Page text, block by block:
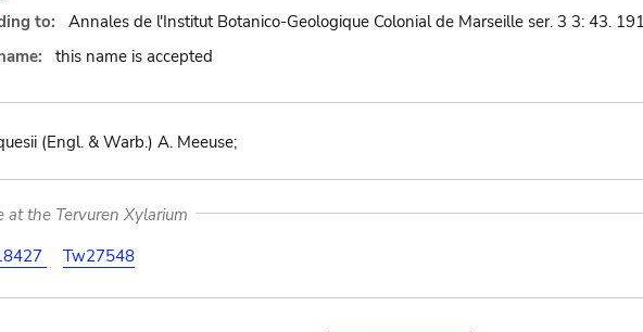
to:
Annales de l'Institut Botanico-Geologique Colonial de Marseille ser. 3 3: 43.
this name is accepted
(Engl. & Warb.) A. Meeuse;
at the Tervuren Xylarium
Tw27548